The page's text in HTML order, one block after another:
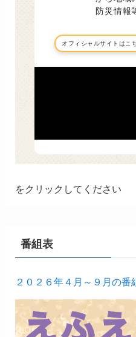
をクリックしてください
番組表
２０２６年４月～９月の番